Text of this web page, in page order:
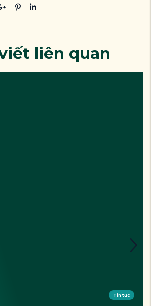
liên quan
Tin tức